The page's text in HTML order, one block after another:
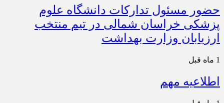
حضور مسئول تدارکات دانشگاه علوم
پزشکی خراسان شمالی در تیم منتخب
ارزیابان وزارت بهداشت
1 ماه قبل
اطلاعیه مهم